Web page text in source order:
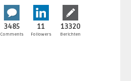
3485
Comments
11
Followers
13320
Berichten